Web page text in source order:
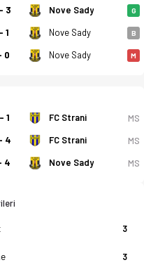
3 Nove Sady G
1 Nove Sady B
0 Nove Sady M
1 FC Strani MS
4 FC Strani MS
4 Nove Sady MS
3
3